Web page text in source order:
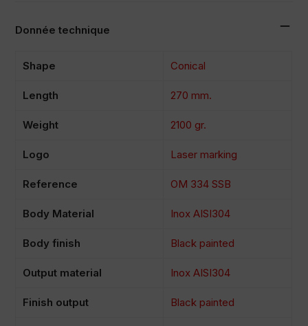
Donnée technique
Shape Conical
Length 270 mm.
Weight 2100 gr.
Logo Laser marking
Reference OM 334 SSB
Body Material Inox AISI304
Body finish Black painted
Output material Inox AISI304
Finish output Black painted